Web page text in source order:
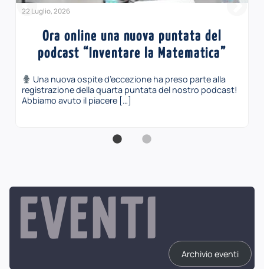
22 Luglio, 2026
Ora online una nuova puntata del
podcast “Inventare la Matematica”
Una nuova ospite d’eccezione ha preso parte alla
registrazione della quarta puntata del nostro podcast!
Abbiamo avuto il piacere […]
EVENTI
Archivio eventi